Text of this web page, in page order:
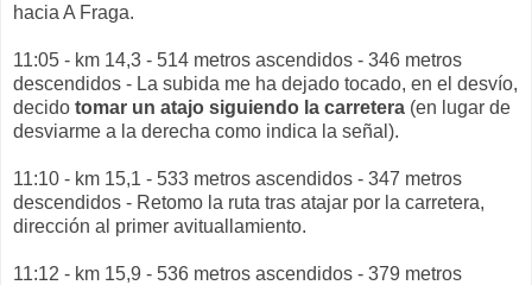
hacia A Fraga.
11:05 - km 14,3 - 514 metros ascendidos - 346 metros
descendidos - La subida me ha dejado tocado, en el desvío,
decido tomar un atajo siguiendo la carretera (en lugar de
desviarme a la derecha como indica la señal).
11:10 - km 15,1 - 533 metros ascendidos - 347 metros
descendidos - Retomo la ruta tras atajar por la carretera,
dirección al primer avituallamiento.
11:12 - km 15,9 - 536 metros ascendidos - 379 metros